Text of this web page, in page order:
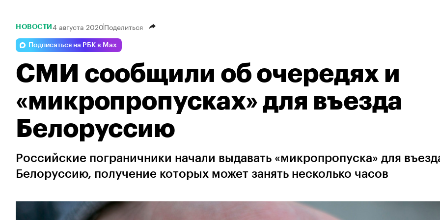
НОВОСТИ 4 августа 2020Поделиться
Подписаться на РБК в Max
СМИ сообщили об очередях и
«микропропусках» для въезда
Белоруссию
Российские пограничники начали выдавать «микропропуска» для
Белоруссию, получение которых может занять несколько часов